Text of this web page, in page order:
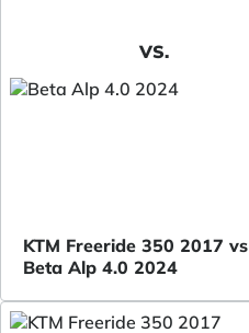
VS.
KTM Freeride 350 2017 vs
Beta Alp 4.0 2024